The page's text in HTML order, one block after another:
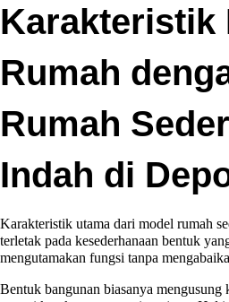
Karakteristik
Rumah
Rumah
Indah di
Karakteristik utama dari model rumah
terletak pada kesederhanaan bentuk
mengutamakan fungsi tanpa
Bentuk bangunan biasanya mengusung